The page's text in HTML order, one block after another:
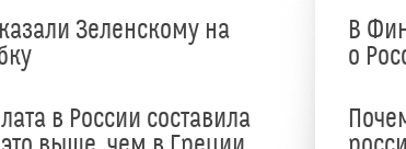
Зеленскому на
в России составила
В
о